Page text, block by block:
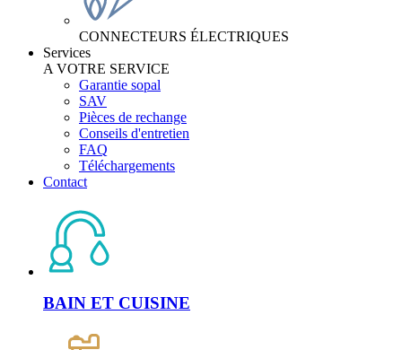
CONNECTEURS ÉLECTRIQUES
Services
A VOTRE SERVICE
Garantie sopal
SAV
Pièces de rechange
Conseils d'entretien
FAQ
Téléchargements
Contact
BAIN ET CUISINE